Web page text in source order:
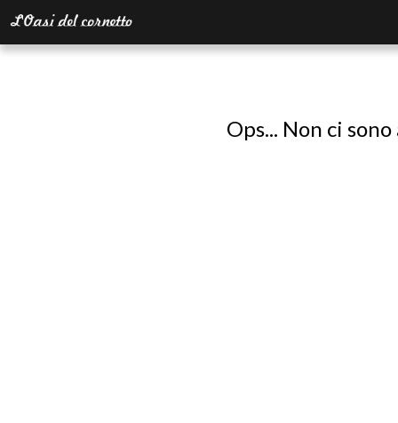
Ops... Non ci